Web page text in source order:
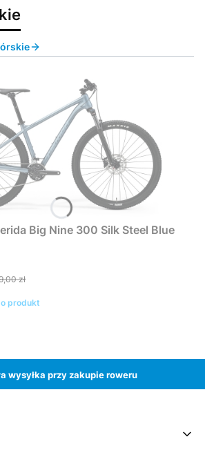
Big Nine 300 Silk Steel Blue
zł
produkt
wysyłka przy zakupie roweru